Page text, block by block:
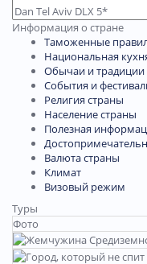
Информация о стране
Таможенные
Национальная
Обычаи и традиции
События и
Религия страны
Население страны
Полезная
Валюта страны
Климат
Визовый режим
Туры
Фото